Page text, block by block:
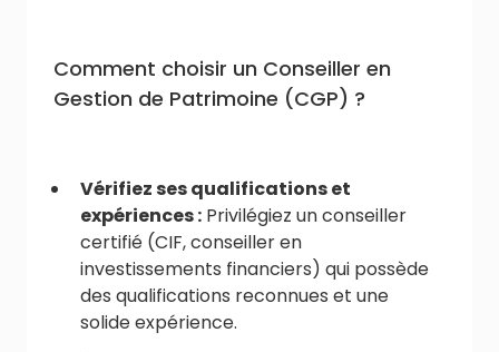
Comment choisir un Conseiller en
Gestion de Patrimoine (CGP) ?
Vérifiez ses qualifications et
expériences : Privilégiez un conseiller
certifié (CIF, conseiller en
investissements financiers) qui possède
des qualifications reconnues et une
solide expérience.